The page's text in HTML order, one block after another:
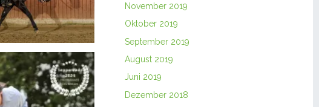
November 2019
Oktober 2019
September 2019
August 2019
Juni 2019
Dezember 2018